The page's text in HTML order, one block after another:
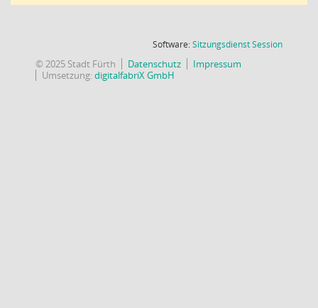
Software:SitzungsdienstSession(Wird in
© 2025 Stadt Fürth Datenschutz
Impressum
Umsetzung:digitalfabriX GmbH